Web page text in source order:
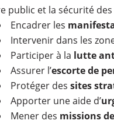
public et la sécurité
Encadrer les
Intervenir dans les
Participer à la lutte
Assurer l’escorte de
Protéger des sites
Apporter une aide d’
Mener des missions